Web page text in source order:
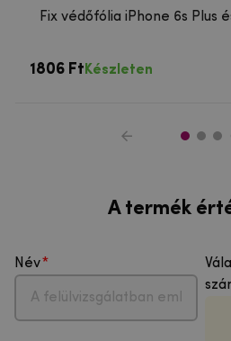
Fix védőfólia iPhone 6s Plus
1806 Ft Készleten
A termék
Név